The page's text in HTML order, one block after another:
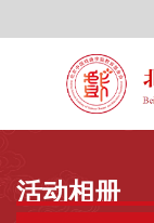
活动相册